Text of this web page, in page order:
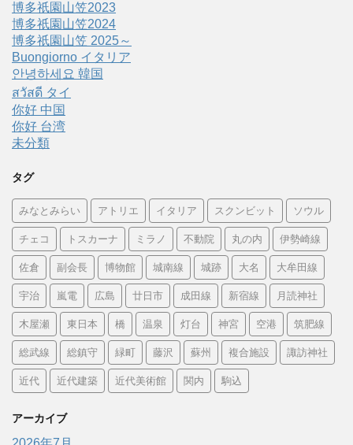
博多祇園山笠2023
博多祇園山笠2024
博多祇園山笠 2025～
Buongiorno イタリア
안녕하세요 韓国
สวัสดี タイ
你好 中国
你好 台湾
未分類
タグ
みなとみらい アトリエ イタリア スクンビット ソウル
チェコ トスカーナ ミラノ 不動院 丸の内 伊勢崎線
佐倉 副会長 博物館 城南線 城跡 大名 大牟田線
宇治 嵐電 広島 廿日市 成田線 新宿線 月読神社
木屋瀬 東日本 橋 温泉 灯台 神宮 空港 筑肥線
総武線 総鎮守 緑町 藤沢 蘇州 複合施設 諏訪神社
近代 近代建築 近代美術館 関内 駒込
アーカイブ